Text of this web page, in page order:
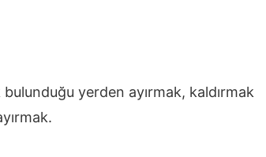
yerden ayırmak, kaldırmak